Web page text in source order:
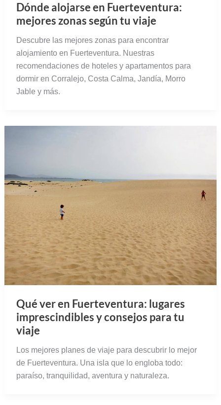
Dónde alojarse en Fuerteventura:
mejores zonas según tu viaje
Descubre las mejores zonas para encontrar
alojamiento en Fuerteventura. Nuestras
recomendaciones de hoteles y apartamentos para
dormir en Corralejo, Costa Calma, Jandía, Morro
Jable y más.
Qué ver en Fuerteventura: lugares
imprescindibles y consejos para tu
viaje
Los mejores planes de viaje para descubrir lo mejor
de Fuerteventura. Una isla que lo engloba todo:
paraíso, tranquilidad, aventura y naturaleza.